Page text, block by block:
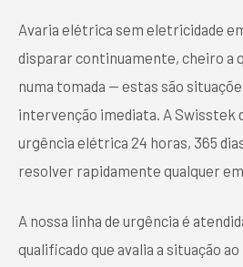
Avaria elétrica sem eletricidade
disparar continuamente, cheiro a
numa tomada — estas são
intervenção imediata. A Swisstek
urgência elétrica 24 horas, 365
resolver rapidamente qualquer
A nossa linha de urgência é
qualificado que avalia a situação